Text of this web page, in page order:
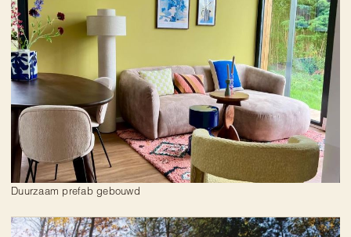
Duurzaam prefab gebouwd